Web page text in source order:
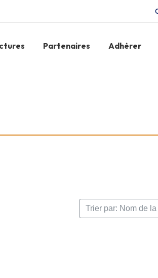
Partenaires Adhérer
Trier par: Nom de